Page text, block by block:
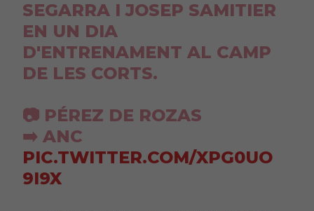
SEGARRA I JOSEP SAMITIER
EN UN DIA
D'ENTRENAMENT AL CAMP
DE LES CORTS.
📷 PÉREZ DE ROZAS
➡️ ANC
PIC.TWITTER.COM/XPG0UO
9I9X